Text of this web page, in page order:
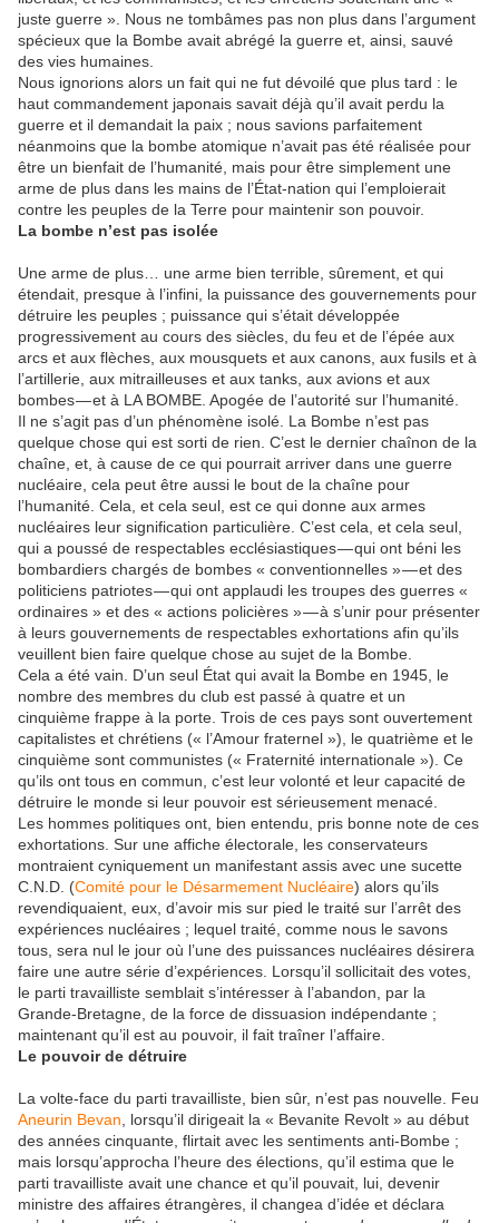
juste guerre ». Nous ne tombâmes pas non plus dans l’argument
spécieux que la Bombe avait abrégé la guerre et, ainsi, sauvé
des vies humaines.
Nous ignorions alors un fait qui ne fut dévoilé que plus tard : le
haut commandement japonais savait déjà qu’il avait perdu la
guerre et il demandait la paix ; nous savions parfaitement
néanmoins que la bombe atomique n’avait pas été réalisée pour
être un bienfait de l’humanité, mais pour être simplement une
arme de plus dans les mains de l’État-nation qui l’emploierait
contre les peuples de la Terre pour maintenir son pouvoir.
La bombe n’est pas isolée
Une arme de plus… une arme bien terrible, sûrement, et qui
étendait, presque à l’infini, la puissance des gouvernements pour
détruire les peuples ; puissance qui s’était développée
progressivement au cours des siècles, du feu et de l’épée aux
arcs et aux flèches, aux mousquets et aux canons, aux fusils et à
l’artillerie, aux mitrailleuses et aux tanks, aux avions et aux
bombes — et à LA BOMBE. Apogée de l’autorité sur l’humanité.
Il ne s’agit pas d’un phénomène isolé. La Bombe n’est pas
quelque chose qui est sorti de rien. C’est le dernier chaînon de la
chaîne, et, à cause de ce qui pourrait arriver dans une guerre
nucléaire, cela peut être aussi le bout de la chaîne pour
l’humanité. Cela, et cela seul, est ce qui donne aux armes
nucléaires leur signification particulière. C’est cela, et cela seul,
qui a poussé de respectables ecclésiastiques — qui ont béni les
bombardiers chargés de bombes « conventionnelles » — et des
politiciens patriotes — qui ont applaudi les troupes des guerres «
ordinaires » et des « actions policières » — à s’unir pour présenter
à leurs gouvernements de respectables exhortations afin qu’ils
veuillent bien faire quelque chose au sujet de la Bombe.
Cela a été vain. D’un seul État qui avait la Bombe en 1945, le
nombre des membres du club est passé à quatre et un
cinquième frappe à la porte. Trois de ces pays sont ouvertement
capitalistes et chrétiens (« l’Amour fraternel »), le quatrième et le
cinquième sont communistes (« Fraternité internationale »). Ce
qu’ils ont tous en commun, c’est leur volonté et leur capacité de
détruire le monde si leur pouvoir est sérieusement menacé.
Les hommes politiques ont, bien entendu, pris bonne note de ces
exhortations. Sur une affiche électorale, les conservateurs
montraient cyniquement un manifestant assis avec une sucette
C.N.D. (Comité pour le Désarmement Nucléaire) alors qu’ils
revendiquaient, eux, d’avoir mis sur pied le traité sur l’arrêt des
expériences nucléaires ; lequel traité, comme nous le savons
tous, sera nul le jour où l’une des puissances nucléaires désirera
faire une autre série d’expériences. Lorsqu’il sollicitait des votes,
le parti travailliste semblait s’intéresser à l’abandon, par la
Grande-Bretagne, de la force de dissuasion indépendante ;
maintenant qu’il est au pouvoir, il fait traîner l’affaire.
Le pouvoir de détruire
La volte-face du parti travailliste, bien sûr, n’est pas nouvelle. Feu
Aneurin Bevan , lorsqu’il dirigeait la « Bevanite Revolt » au début
des années cinquante, flirtait avec les sentiments anti-Bombe ;
mais lorsqu’approcha l’heure des élections, qu’il estima que le
parti travailliste avait une chance et qu’il pouvait, lui, devenir
ministre des affaires étrangères, il changea d’idée et déclara